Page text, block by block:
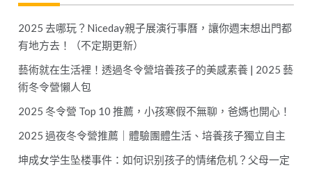
2025 去哪玩？Niceday親子展演行事曆，讓你週末想出門都
有地方去！（不定期更新）
藝術就在生活裡！透過冬令營培養孩子的美感素養 | 2025 藝
術冬令營懶人包
2025 冬令營 Top 10 推薦，小孩寒假不無聊，爸媽也開心！
2025 過夜冬令營推薦｜體驗團體生活、培養孩子獨立自主
坤成女学生坠楼事件：如何识别孩子的情绪危机？父母一定